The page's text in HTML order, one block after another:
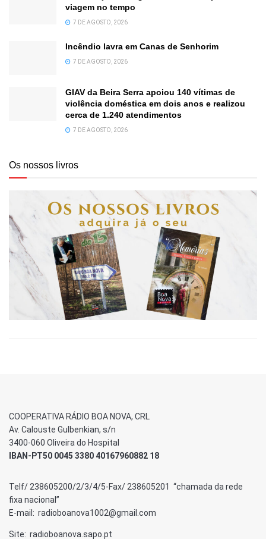
viagem no tempo
7 DE AGOSTO, 2026
Incêndio lavra em Canas de Senhorim
7 DE AGOSTO, 2026
GIAV da Beira Serra apoiou 140 vítimas de
violência doméstica em dois anos e realizou
cerca de 1.240 atendimentos
7 DE AGOSTO, 2026
Os nossos livros
COOPERATIVA RÁDIO BOA NOVA, CRL
Av. Calouste Gulbenkian, s/n
3400-060 Oliveira do Hospital
IBAN-PT50 0045 3380 40167960882 18
Telf/ 238605200/2/3/4/5-Fax/ 238605201 “chamada da rede
fixa nacional”
E-mail: radioboanova1002@gmail.com
Site: radioboanova.sapo.pt